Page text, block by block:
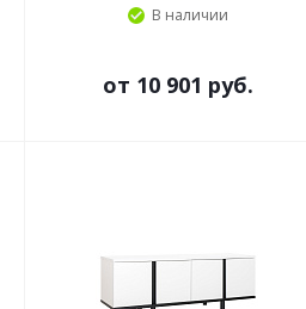
В наличии
от 10 901 руб.